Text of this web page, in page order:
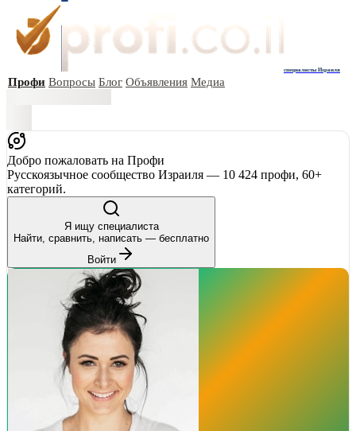
специалисты Израиля
Профи Вопросы Блог Объявления Медиа
Добро пожаловать на Профи
Русскоязычное сообщество Израиля — 10 424 профи, 60+
категорий.
Я ищу специалиста
Найти, сравнить, написать — бесплатно
Войти